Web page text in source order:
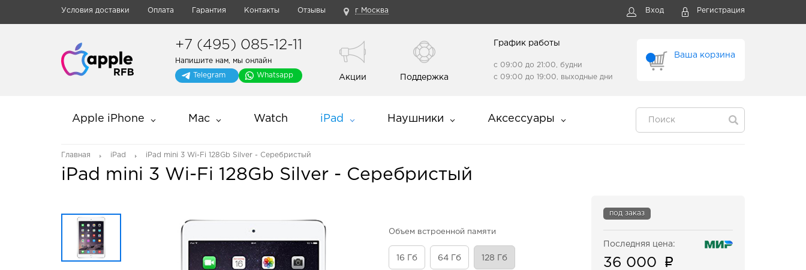
Условия доставки Оплата Гарантия Контакты Отзывы г Москва Вход Регистрация
+7 (495) 085-12-11
Напишите нам, мы онлайн
Telegram Whatsapp Акции Поддержка
Ваша корзина
График работы
с 09:00 до 21:00, будни
с 09:00 до 19:00, выходные дни
Apple iPhone Mac Watch iPad Наушники Аксессуары
Главная iPad iPad mini 3 Wi-Fi 128Gb Silver - Серебристый
iPad mini 3 Wi-Fi 128Gb Silver - Серебристый
Объем встроенной памяти
16 Гб 64 Гб 128 Гб
под заказ
Последняя цена:
36 000